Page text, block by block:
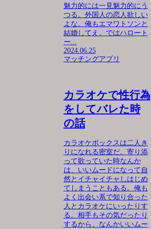
魅力的には一見魅力的にう
つる。外国人の恋人欲しい
よな。俺もエマワトソンと
結婚してえ。ではハロート
ー...
2024.06.25
マッチングアプリ
カラオケで性行為
をしてバレた時
の話
カラオケボックスは二人き
りになれる密室だ。寄り添
って歌っていた時なんか
は、いいムードになって自
然とイチャイチャしはじめ
てしまうこともある。俺も
よく出会い系で知り合った
人とカラオケにいったりす
る。相手もその気だったり
するから、なんかいいムー